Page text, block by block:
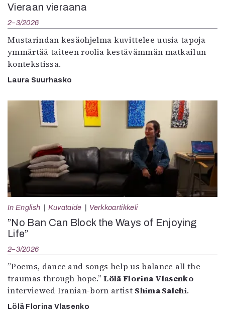
Vieraan vieraana
2–3/2026
Mustarindan kesäohjelma kuvittelee uusia tapoja
ymmärtää taiteen roolia kestävämmän matkailun
kontekstissa.
Laura Suurhasko
In English Kuvataide Verkkoartikkeli
”No Ban Can Block the Ways of Enjoying
Life”
2–3/2026
”Poems, dance and songs help us balance all the
traumas through hope.”Lölä Florina Vlasenko
interviewed Iranian-born artist Shima Salehi.
Lölä Florina Vlasenko